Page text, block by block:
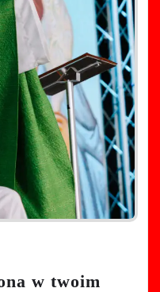
w twoim